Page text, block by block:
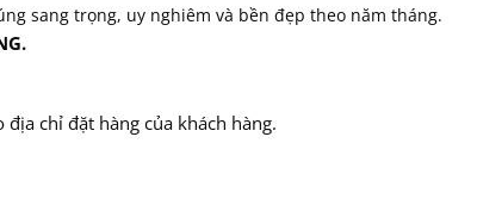
sang trọng, uy nghiêm và bền đẹp theo năm tháng.
chỉ đặt hàng của khách hàng.